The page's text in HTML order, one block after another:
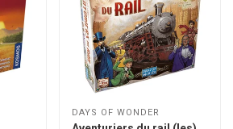
DAYS OF WONDER